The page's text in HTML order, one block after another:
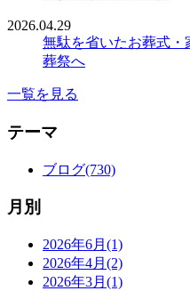
2026.04.29
無駄を省いたお葬式・
葬祭へ
一覧を見る
テーマ
ブログ(730)
月別
2026年6月(1)
2026年4月(2)
2026年3月(1)